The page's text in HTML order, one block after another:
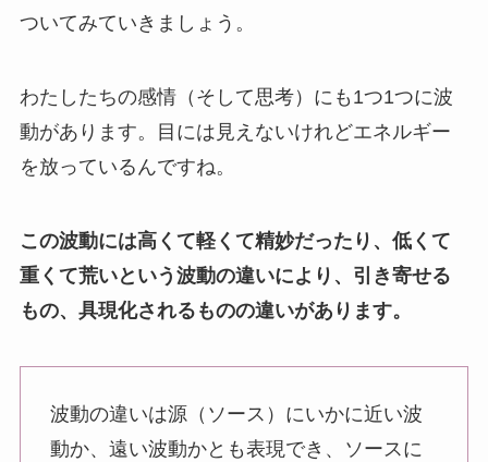
ついてみていきましょう。
わたしたちの感情（そして思考）にも1つ1つに波
動があります。目には見えないけれどエネルギー
を放っているんですね。
この波動には高くて軽くて精妙だったり、低くて
重くて荒いという波動の違いにより、引き寄せる
もの、具現化されるものの違いがあります。
波動の違いは源（ソース）にいかに近い波
動か、遠い波動かとも表現でき、ソースに